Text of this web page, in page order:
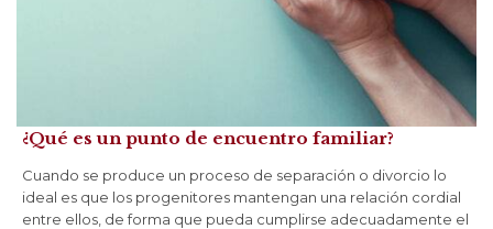
¿Qué es un punto de encuentro familiar?
Cuando se produce un proceso de separación o divorcio lo
ideal es que los progenitores mantengan una relación cordial
entre ellos, de forma que pueda cumplirse adecuadamente el